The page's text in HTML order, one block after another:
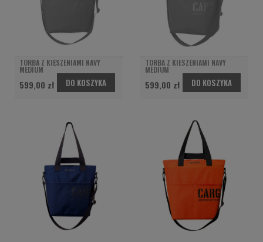
TORBA Z KIESZENIAMI NAVY
MEDIUM
599,00 zł DO KOSZYKA
TORBA Z KIESZENIAMI NAVY
MEDIUM
599,00 zł DO KOSZYKA